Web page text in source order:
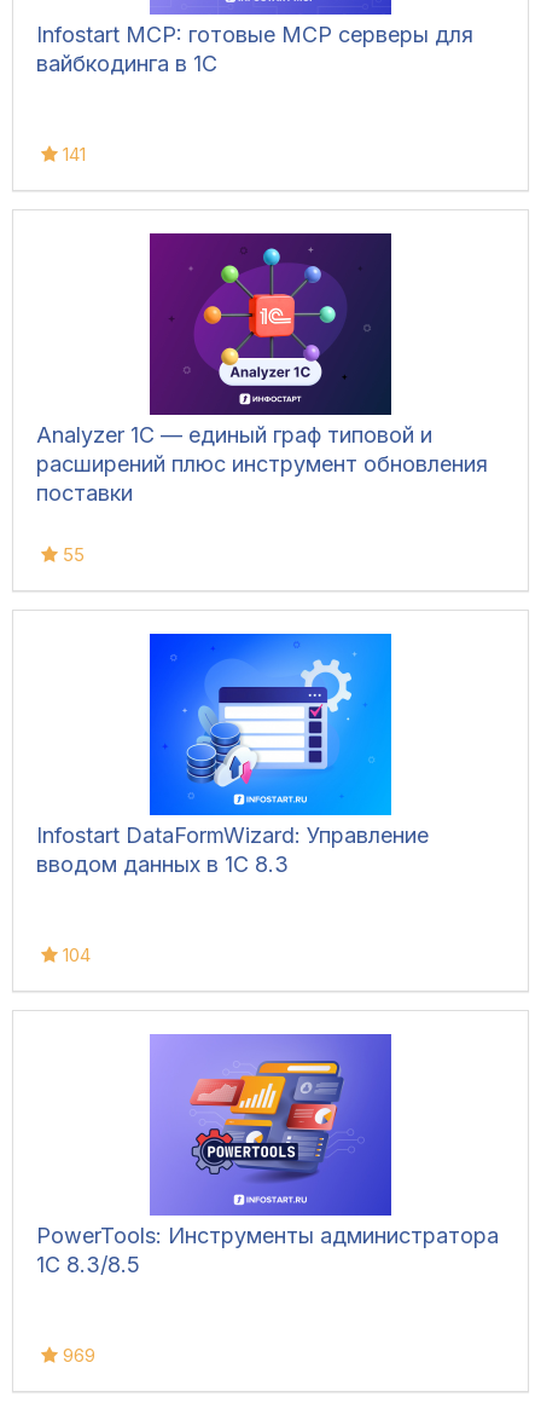
Infostart MCP: готовые MCP серверы для
вайбкодинга в 1С
141
Analyzer 1C — единый граф типовой и
расширений плюс инструмент обновления
поставки
55
Infostart DataFormWizard: Управление
вводом данных в 1С 8.3
104
PowerTools: Инструменты администратора
1С 8.3/8.5
969